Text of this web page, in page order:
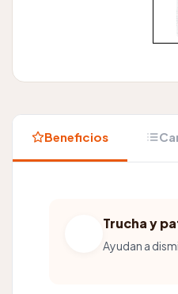
Beneficios
Trucha y
Ayudan a